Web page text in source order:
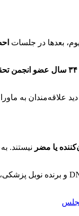
بعدها در جلسات
۳۴ سال عضو انجمن تحقیقات روانی
به
یا مضر نیستند.